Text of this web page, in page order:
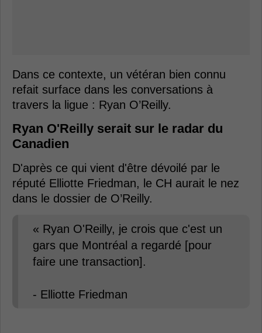
Dans ce contexte, un vétéran bien connu
refait surface dans les conversations à
travers la ligue : Ryan O’Reilly.
Ryan O'Reilly serait sur le radar du
Canadien
D'après ce qui vient d'être dévoilé par le
réputé Elliotte Friedman, le CH aurait le nez
dans le dossier de O’Reilly.
« Ryan O'Reilly, je crois que c'est un
gars que Montréal a regardé [pour
faire une transaction].
- Elliotte Friedman